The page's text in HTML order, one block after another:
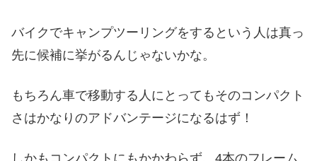
バイクでキャンプツーリングをするという人は真っ
先に候補に挙がるんじゃないかな。
もちろん車で移動する人にとってもそのコンパクト
さはかなりのアドバンテージになるはず！